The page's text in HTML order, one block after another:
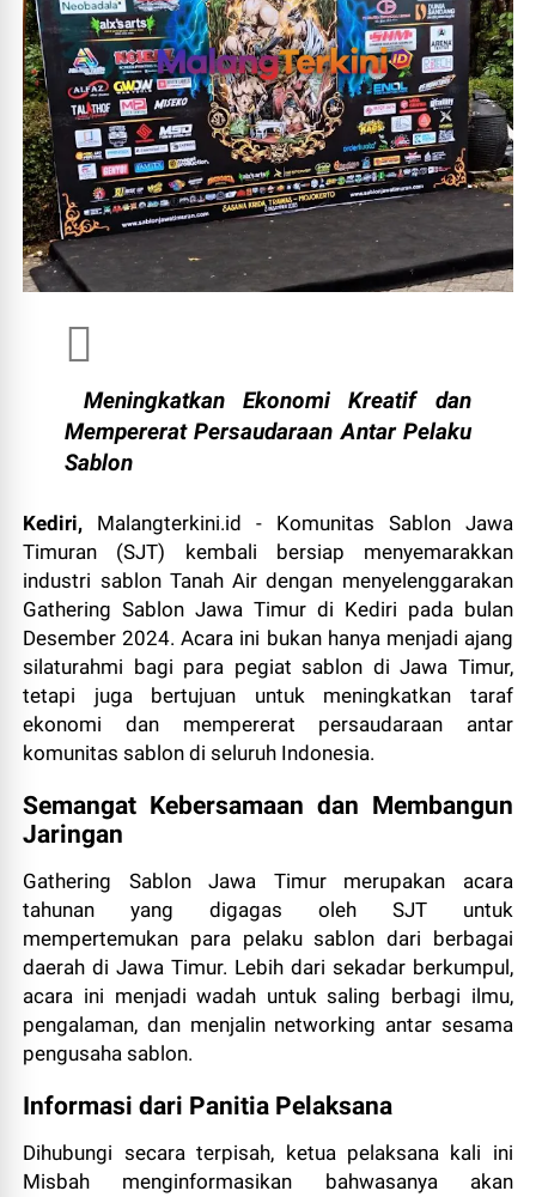
Meningkatkan Ekonomi Kreatif dan
Mempererat Persaudaraan Antar Pelaku
Sablon
Kediri, Malangterkini.id - Komunitas Sablon Jawa
Timuran (SJT) kembali bersiap menyemarakkan
industri sablon Tanah Air dengan menyelenggarakan
Gathering Sablon Jawa Timur di Kediri pada bulan
Desember 2024. Acara ini bukan hanya menjadi ajang
silaturahmi bagi para pegiat sablon di Jawa Timur,
tetapi juga bertujuan untuk meningkatkan taraf
ekonomi dan mempererat persaudaraan antar
komunitas sablon di seluruh Indonesia.
Semangat Kebersamaan dan Membangun
Jaringan
Gathering Sablon Jawa Timur merupakan acara
tahunan yang digagas oleh SJT untuk
mempertemukan para pelaku sablon dari berbagai
daerah di Jawa Timur. Lebih dari sekadar berkumpul,
acara ini menjadi wadah untuk saling berbagi ilmu,
pengalaman, dan menjalin networking antar sesama
pengusaha sablon.
Informasi dari Panitia Pelaksana
Dihubungi secara terpisah, ketua pelaksana kali ini
Misbah menginformasikan bahwasanya akan